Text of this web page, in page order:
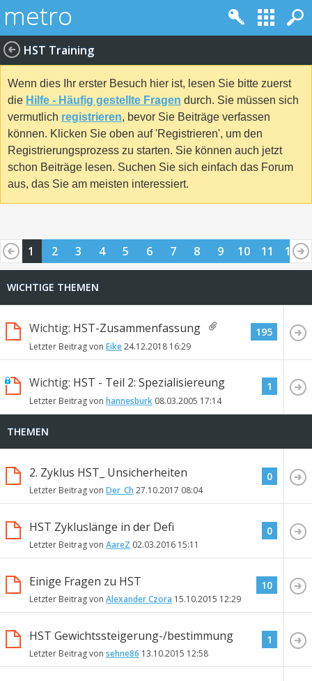
HST Training
Wenn dies Ihr erster Besuch hier ist, lesen Sie bitte zuerst
die Hilfe - Häufig gestellte Fragen durch. Sie müssen sich
vermutlich registrieren, bevor Sie Beiträge verfassen
können. Klicken Sie oben auf 'Registrieren', um den
Registrierungsprozess zu starten. Sie können auch jetzt
schon Beiträge lesen. Suchen Sie sich einfach das Forum
aus, das Sie am meisten interessiert.
1 2 3 4 5 6 7 8 9 10 11
12
25
26
WICHTIGE THEMEN
Wichtig: HST-Zusammenfassung
Letzter Beitrag von Eike24.12.2018 16:29
195
Wichtig: HST - Teil 2: Spezialisiereung
Letzter Beitrag von hannesburk 08.03.2005 17:14
1
THEMEN
2. Zyklus HST_ Unsicherheiten
Letzter Beitrag von Der_Ch 27.10.2017 08:04
0
HST Zykluslänge in der Defi
Letzter Beitrag von AareZ 02.03.2016 15:11
0
Einige Fragen zu HST
Letzter Beitrag von Alexander Czora 15.10.2015 12:29
10
HST Gewichtssteigerung-/bestimmung
Letzter Beitrag von sehne86 13.10.2015 12:58
1